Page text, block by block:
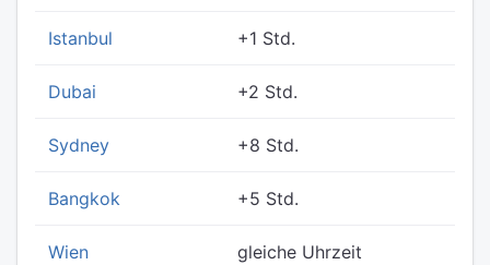
Istanbul +1 Std.
Dubai +2 Std.
Sydney +8 Std.
Bangkok +5 Std.
Wien gleiche Uhrzeit